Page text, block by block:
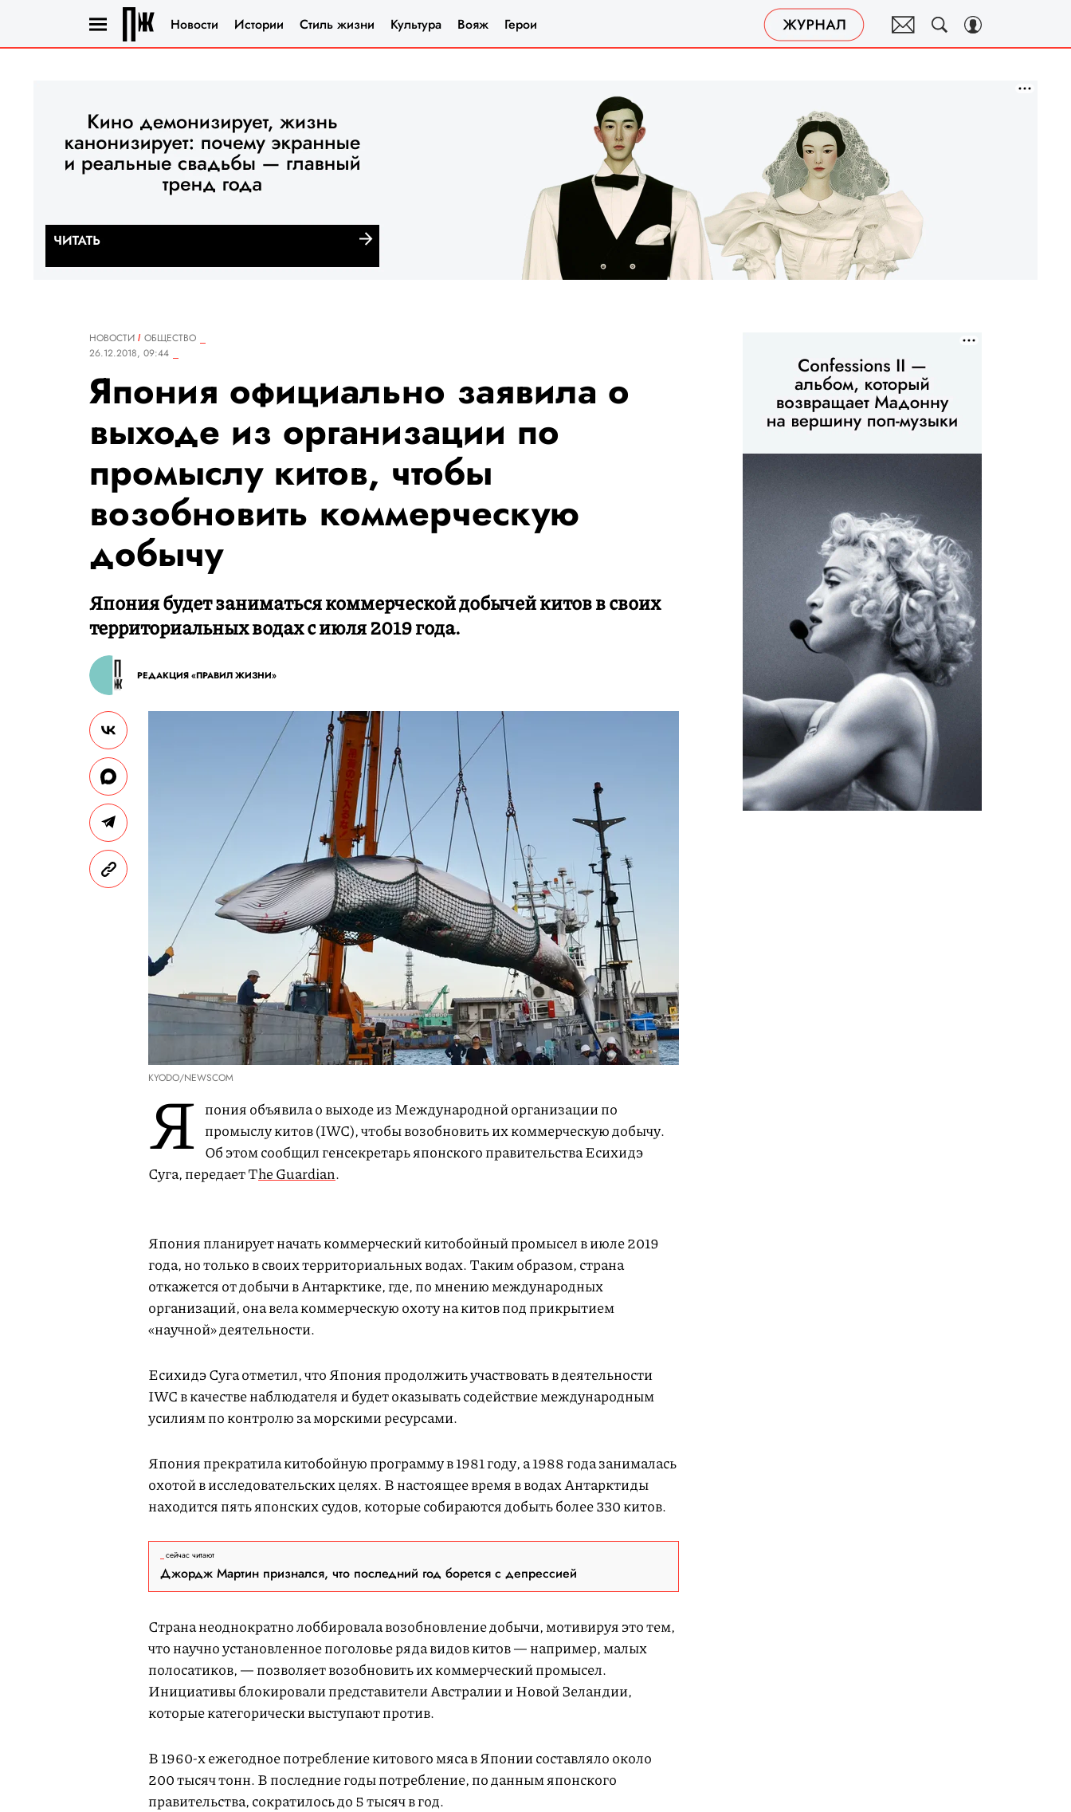
Новости Истории Стиль жизни Культура Вояж Герои
НОВОСТИ
ОБЩЕСТВО
26.12.2018, 09:44
Япония официально заявила о
выходе из организации по
промыслу китов, чтобы
возобновить коммерческую
добычу
Япония будет заниматься коммерческой добычей китов в своих
территориальных водах с июля 2019 года.
РЕДАКЦИЯ «ПРАВИЛ ЖИЗНИ»
KYODO/NEWSCOM
Я пония объявила о выходе из Международной организации по
промыслу китов (IWC), чтобы возобновить их коммерческую добычу.
Об этом сообщил генсекретарь японского правительства Есихидэ
Суга, передает The Guardian.
Япония планирует начать коммерческий китобойный промысел в июле 2019
года, но только в своих территориальных водах. Таким образом, страна
откажется от добычи в Антарктике, где, по мнению международных
организаций, она вела коммерческую охоту на китов под прикрытием
«научной» деятельности.
Есихидэ Суга отметил, что Япония продолжить участвовать в деятельности
IWC в качестве наблюдателя и будет оказывать содействие международным
усилиям по контролю за морскими ресурсами.
Япония прекратила китобойную программу в 1981 году, а 1988 года занималась
охотой в исследовательских целях. В настоящее время в водах Антарктиды
находится пять японских судов, которые собираются добыть более 330 китов.
сейчас читают
Джордж Мартин признался, что последний год борется с депрессией
Страна неоднократно лоббировала возобновление добычи, мотивируя это тем,
что научно установленное поголовье ряда видов китов — например, малых
полосатиков, — позволяет возобновить их коммерческий промысел.
Инициативы блокировали представители Австралии и Новой Зеландии,
которые категорически выступают против.
В 1960-х ежегодное потребление китового мяса в Японии составляло около
200 тысяч тонн. В последние годы потребление, по данным японского
правительства, сократилось до 5 тысяч в год.